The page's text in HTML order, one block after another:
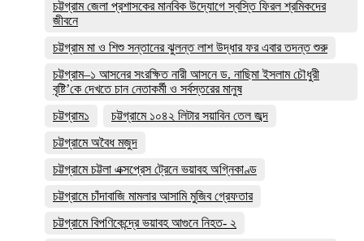
চট্টগ্রাম জেলা প্রশাসকের মানবিক উদ্যোগে স্বস্তি ফিরল শ্রমিকদের
জীবনে
চট্টগ্রাম মা ও শিশু সন্তানের ঝুলন্ত লাশ উদ্ধার ফর এবার তদন্ত শুরু
চট্টগ্রাম–১ আসনের সংরক্ষিত নারী আসনে ড. নাছিমা ইসলাম চৌধুরী
বৃষ্টি’কে দেখতে চান নেতাকর্মী ও সর্বস্তরের মানুষ
চট্টগ্রাম১
চট্টগ্রামে ১০৪২ লিটার সয়াবিন তেল জব্দ
চট্টগ্রামে অবৈধ মজুদ
চট্টগ্রামে চট্টলা এক্সপ্রেস ট্রেনে ভয়াবহ অগ্নিকাণ্ড
চট্টগ্রামে চাঁদাবাজি মামলার আসামি মুজিব গ্রেফতার
চট্টগ্রামে বিপণিকেন্দ্রে ভয়াবহ আগুনে নিহত- ২